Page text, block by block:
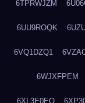
6TPRWJZM
6UU9ROQK
6VQ1DZQ1
6WJXFPEM
6XL3E0EQ